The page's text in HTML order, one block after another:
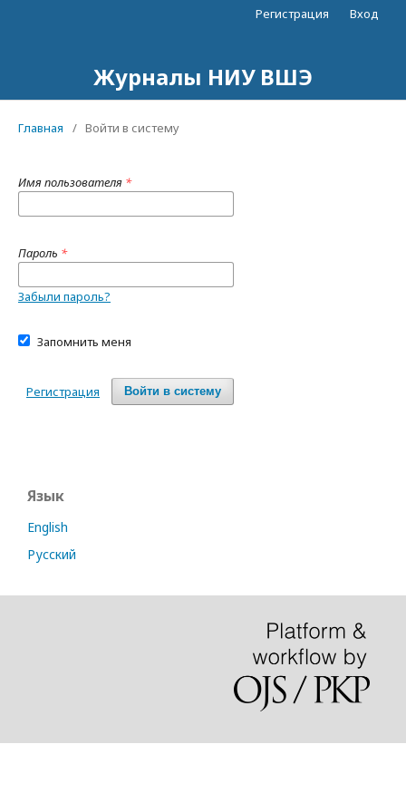
Журналы НИУ ВШЭ
Регистрация Вход
Главная / Войти в систему
Имя пользователя *
Пароль *
Забыли пароль?
Запомнить меня
Войти в систему
Регистрация
Язык
English
Русский